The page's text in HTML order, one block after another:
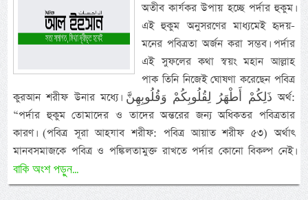
অতীব কার্যকর উপায় হচ্ছে পর্দার হুকুম।
এই হুকুম অনুসরণের মাধ্যমেই হৃদয়-
মনের পবিত্রতা অর্জন করা সম্ভব। পর্দার
এই সুফলের কথা স্বয়ং মহান আল্লাহ
পাক তিনি নিজেই ঘোষণা করেছেন পবিত্র
কুরআন শরীফ উনার মধ্যে। ذَلِكُمْ أَطْهَرُ لِقُلُوبِكُمْ وَقُلُوبِهِنَّ অর্থ:
“পর্দার হুকুম তোমাদের ও তাদের অন্তরের জন্য অধিকতর পবিত্রতার
কারণ। (পবিত্র সূরা আহযাব শরীফ: পবিত্র আয়াত শরীফ ৫৩) অর্থাৎ
মানবসমাজকে পবিত্র ও পঙ্কিলতামুক্ত রাখতে পর্দার কোনো বিকল্প নেই।
বাকি অংশ পড়ুন...